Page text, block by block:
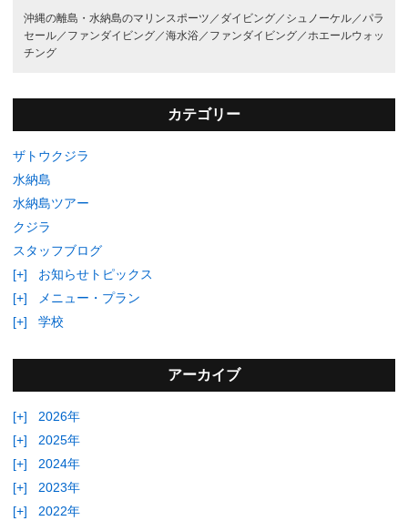
沖縄の離島・水納島のマリンスポーツ／ ダイビング／ シュノーケル／ パラ
セール／ ファンダイビング／海水浴／ ファンダイビング／ ホエールウォッ
チング
カテゴリー
ザトウクジラ
水納島
水納島ツアー
クジラ
スタッフブログ
[+]
お知らせトピックス
[+]
メニュー・プラン
[+]
学校
アーカイブ
[+]
2026年
[+]
2025年
[+]
2024年
[+]
2023年
[+]
2022年